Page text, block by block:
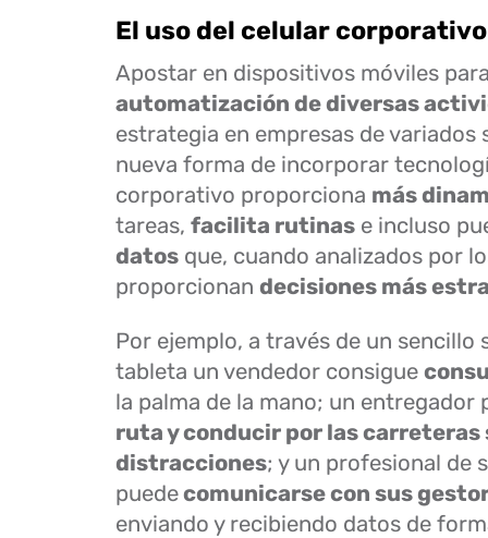
El uso del celular
Apostar en dispositivos móviles
automatización de diversas
estrategia en empresas de variados
nueva forma de incorporar
corporativo proporciona más
tareas, facilita rutinas e incluso
datos que, cuando analizados por
proporcionan decisiones más
Por ejemplo, a través de un sencillo
tableta un vendedor consigue
la palma de la mano; un entregador
ruta y conducir por las carreteras
distracciones; y un profesional de
puedecomunicarse con sus
enviando y recibiendo datos de